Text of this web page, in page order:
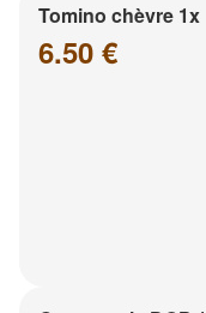
Tomino chèvre 1x
6.50 €